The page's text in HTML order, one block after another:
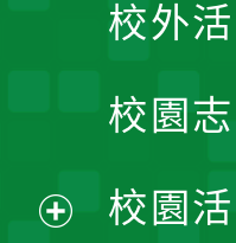
單
校外
校園
校園